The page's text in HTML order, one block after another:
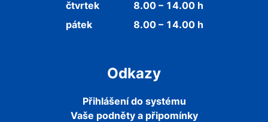
čtvrtek
8.00 – 14.00 h
pátek
8.00 – 14.00 h
Odkazy
Přihlášení do systému
Vaše podněty a připomínky